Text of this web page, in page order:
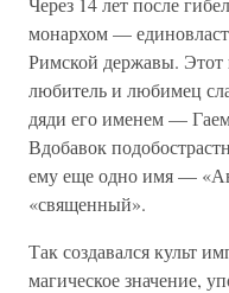
монархом —
Римской державы.
любитель и любимец
дяди его именем —
Вдобавок
ему еще одно имя —
«священный».
Так создавался культ
магическое значение,